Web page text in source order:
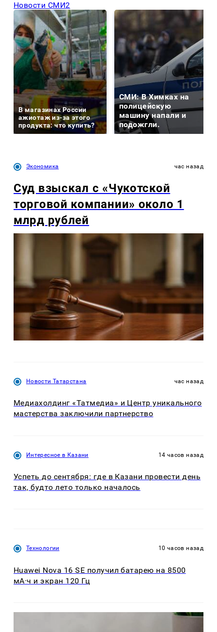
Новости СМИ2
В магазинах России
ажиотаж из-за этого
продукта: что купить?
СМИ: В Химках на
полицейскую
машину напали и
подожгли.
Экономика час назад
Суд взыскал с «Чукотской
торговой компании» около 1
млрд рублей
Новости Татарстана час назад
Медиахолдинг «Татмедиа» и Центр уникального
мастерства заключили партнерство
Интересное в Казани 14 часов назад
Успеть до сентября: где в Казани провести день
так, будто лето только началось
Технологии 10 часов назад
Huawei Nova 16 SE получил батарею на 8500
мА·ч и экран 120 Гц